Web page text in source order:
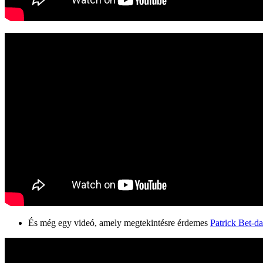
És még egy videó, amely megtekintésre érdemes Patrick Bet-